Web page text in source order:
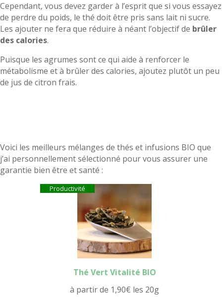
Cependant, vous devez garder à l’esprit que si vous essayez
de perdre du poids, le thé doit être pris sans lait ni sucre.
Les ajouter ne fera que réduire à néant l’objectif de brûler
des calories.
Puisque les agrumes sont ce qui aide à renforcer le
métabolisme et à brûler des calories, ajoutez plutôt un peu
de jus de citron frais.
Voici les meilleurs mélanges de thés et infusions BIO que
j’ai personnellement sélectionné pour vous assurer une
garantie bien être et santé :
Productivité
Thé Vert Vitalité BIO
à partir de 1,90€ les 20g